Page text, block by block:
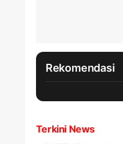
Rekomendasi
Terkini News